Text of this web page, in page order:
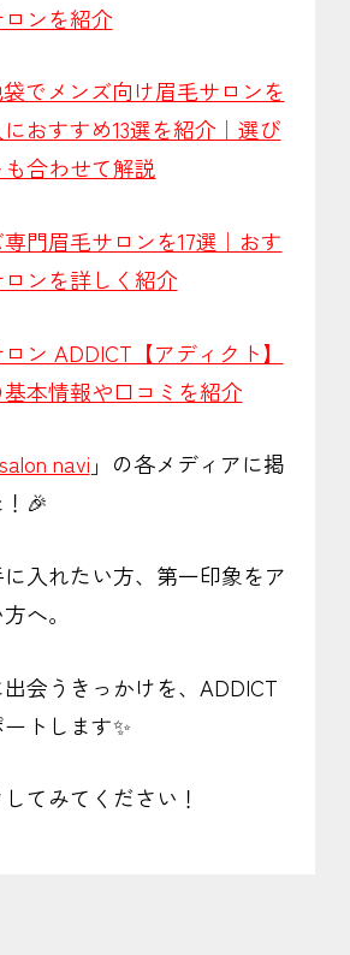
ンを紹介
袋でメンズ向け眉毛サロンを
おすすめ13選を紹介｜選び
合わせて解説
門眉毛サロンを17選｜おす
ンを詳しく紹介
ン ADDICT【アディクト】
本情報や口コミを紹介
navi 」の各メディアに掲
🎉
入れたい方、第一印象をア
へ。
会うきっかけを、ADDICT
トします✨
てみてください！